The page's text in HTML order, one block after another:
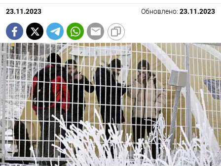
23.11.2023 Обновлено: 23.11.2023